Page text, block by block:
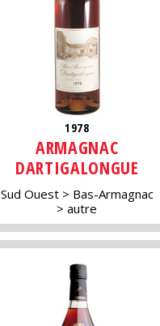
1978
ARMAGNAC
DARTIGALONGUE
Sud Ouest
Bas-Armagnac
autre